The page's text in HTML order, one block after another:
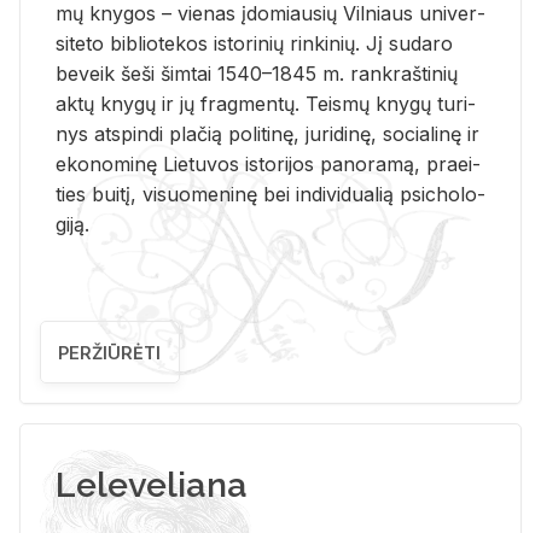
mų kny­gos – vie­nas įdo­miau­sių Vil­niaus uni­ver­
si­te­to bi­b­lio­te­kos is­to­ri­nių rin­ki­nių. Jį su­da­ro
be­veik šeši šim­tai 1540–1845 m. rank­raš­ti­nių
aktų kny­gų ir jų frag­men­tų. Teis­mų kny­gų tu­ri­
nys at­spin­di pla­čią po­li­ti­nę, ju­ri­di­nę, so­cia­li­nę ir
eko­no­mi­nę Lie­tu­vos is­to­ri­jos pa­no­ra­mą, pra­ei­
ties bui­tį, vi­suo­me­ni­nę bei in­di­vi­dua­lią psi­cho­lo­
gi­ją.
PERŽIŪRĖTI
Leleveliana